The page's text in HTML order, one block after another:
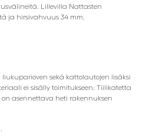
Lillevilla Nattasten
ja hirsivahvuus 34 mm.
sekä kattolautojen lisäksi
ei sisälly toimitukseen. Tiilikatetta
asennettava heti rakennuksen